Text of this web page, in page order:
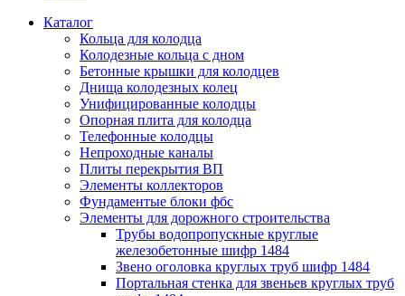
Каталог
Кольца для колодца
Колодезные кольца с дном
Бетонные крышки для колодцев
Днища колодезных колец
Унифицированные колодцы
Опорная плита для колодца
Телефонные колодцы
Непроходные каналы
Плиты перекрытия ВП
Элементы коллекторов
Фундаментые блоки фбс
Элементы для дорожного строительства
Трубы водопропускные круглые
железобетонные шифр 1484
Звено оголовка круглых труб шифр 1484
Портальная стенка для звеньев круглых труб